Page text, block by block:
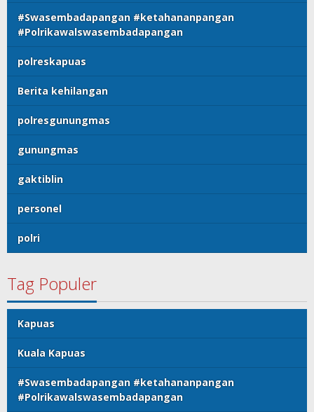
#Swasembadapangan #ketahananpangan
#Polrikawalswasembadapangan
polreskapuas
Berita kehilangan
polresgunungmas
gunungmas
gaktiblin
personel
polri
Tag Populer
Kapuas
Kuala Kapuas
#Swasembadapangan #ketahananpangan
#Polrikawalswasembadapangan